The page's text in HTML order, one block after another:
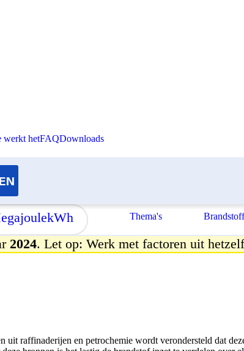
werkt hetFAQDownloads
kWh Thema's
2024. Let op: Werk met factoren uit
uit raffinaderijen en petrochemie wordt verondersteld dat